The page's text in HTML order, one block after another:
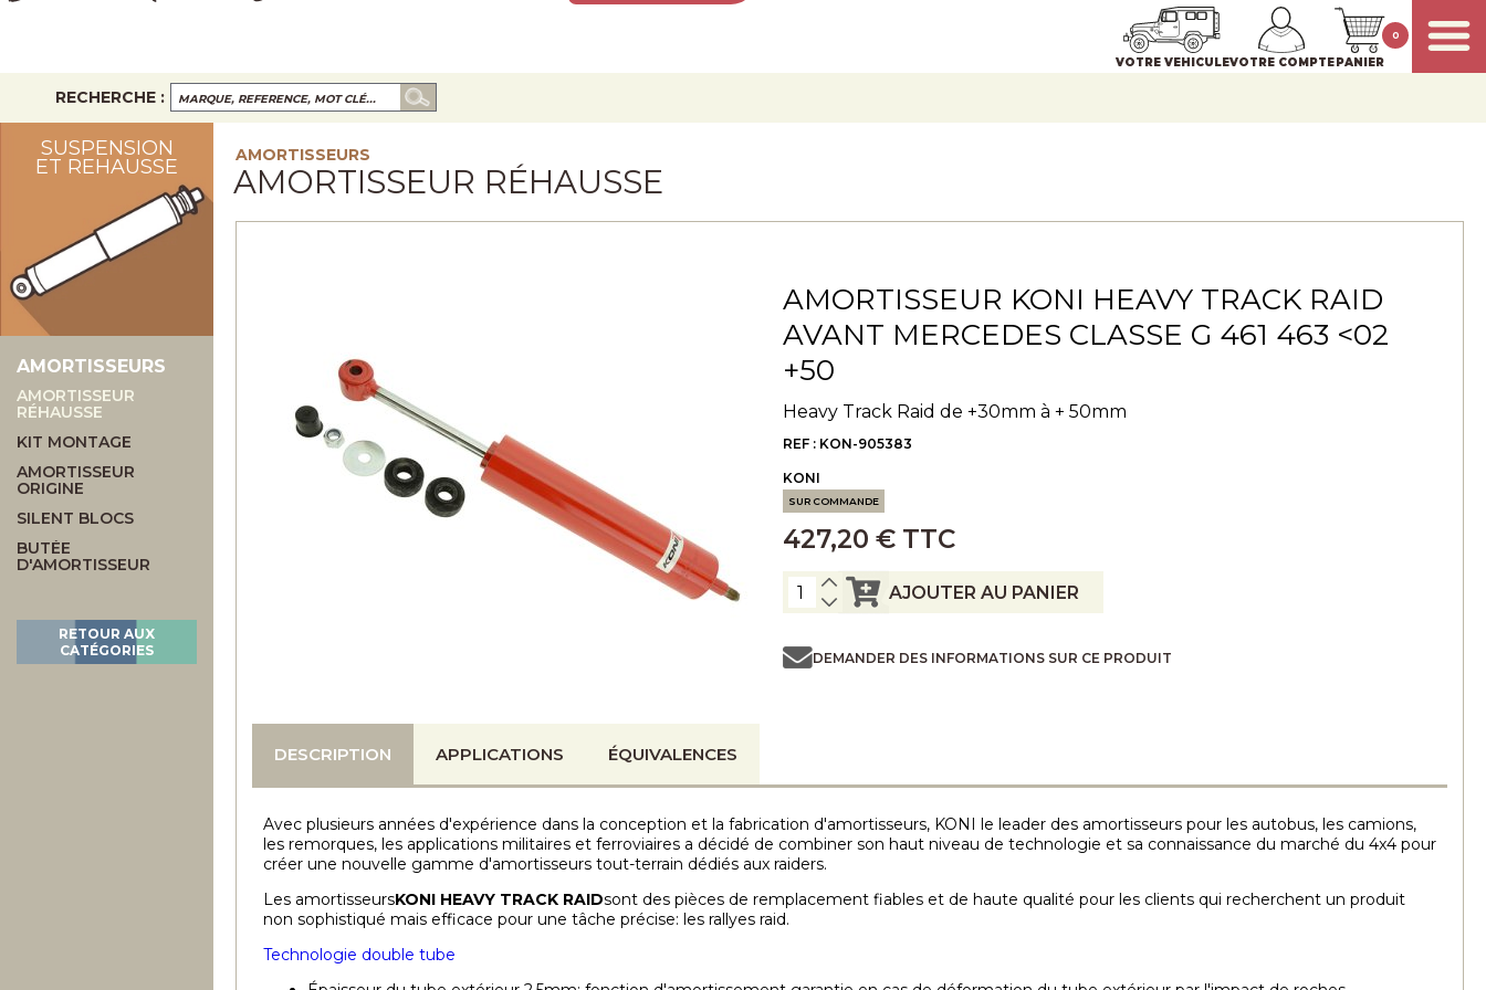
VOTRE VEHICULEVOTRE COMPTEPANIER
0
RECHERCHE :
SUSPENSION
ET REHAUSSE
AMORTISSEURS
AMORTISSEUR
RÉHAUSSE
KIT MONTAGE
AMORTISSEUR
ORIGINE
SILENT BLOCS
BUTÉE
D'AMORTISSEUR
RETOUR AUX
CATÉGORIES
AMORTISSEURS
AMORTISSEUR RÉHAUSSE
AMORTISSEUR KONI HEAVY TRACK RAID
AVANT MERCEDES CLASSE G 461 463 <02
+50
Heavy Track Raid de +30mm à + 50mm
REF : KON-905383
KONI
SUR COMMANDE
427,20 € TTC
AJOUTER AU PANIER
DEMANDER DES INFORMATIONS SUR CE PRODUIT
DESCRIPTION APPLICATIONS ÉQUIVALENCES
Avec plusieurs années d'expérience dans la conception et la fabrication d'amortisseurs, KONI le leader des amortisseurs pour les autobus, les camions,
les remorques, les applications militaires et ferroviaires a décidé de combiner son haut niveau de technologie et sa connaissance du marché du 4x4 pour
créer une nouvelle gamme d'amortisseurs tout-terrain dédiés aux raiders.
Les amortisseursKONI HEAVY TRACK RAIDsont des pièces de remplacement fiables et de haute qualité pour les clients qui recherchent un produit
non sophistiqué mais efficace pour une tâche précise: les rallyes raid.
Technologie double tube